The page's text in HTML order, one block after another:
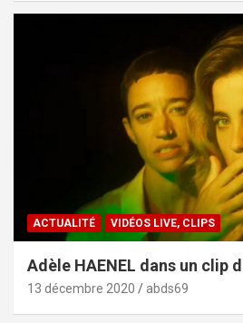
ACTUALITÉ VIDÉOS LIVE, CLIPS
Adèle HAENEL dans un clip
13 décembre 2020 abds69